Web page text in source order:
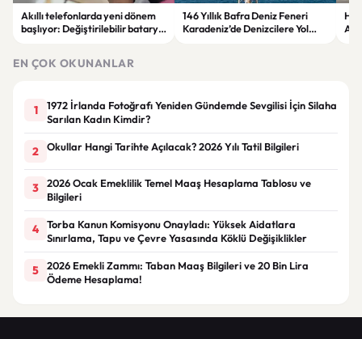
Akıllı telefonlarda yeni dönem
başlıyor: Değiştirilebilir batarya
146 Yıllık Bafra Deniz Feneri
Karadeniz’de Denizcilere Yol
EN ÇOK OKUNANLAR
1
1972 İrlanda Fotoğrafı Yeniden Gündemde Sevgilisi İçin Silaha
Sarılan Kadın Kimdir?
2 Okullar Hangi Tarihte Açılacak? 2026 Yılı Tatil Bilgileri
3
2026 Ocak Emeklilik Temel Maaş Hesaplama Tablosu ve
Bilgileri
4
Torba Kanun Komisyonu Onayladı: Yüksek Aidatlara
Sınırlama, Tapu ve Çevre Yasasında Köklü Değişiklikler
5
2026 Emekli Zammı: Taban Maaş Bilgileri ve 20 Bin Lira
Ödeme Hesaplama!